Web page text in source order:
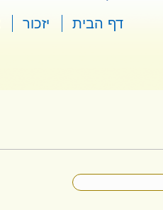
דף הבית יזכור